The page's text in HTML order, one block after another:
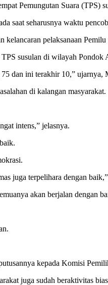
Pemungutan Suara (TPS)
saat seharusnya waktu
pelaksanaan
susulan di wilayah Pondok
75 dan ini terakhir 10,” ujarnya,
di kalangan masyarakat.
intens,” jelasnya.
juga terpelihara dengan
akan berjalan dengan
kepada Komisi
juga sudah beraktivitas